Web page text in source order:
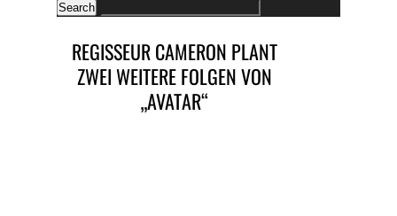
REGISSEUR CAMERON PLANT
ZWEI WEITERE FOLGEN VON
„AVATAR“